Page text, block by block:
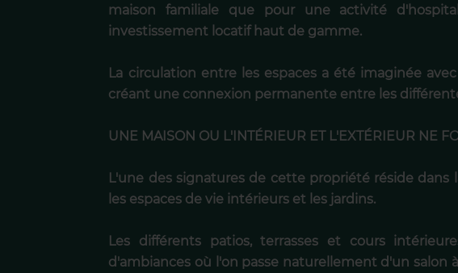
maison familiale que pour une activité
investissement locatif haut de gamme.
La circulation entre les espaces a été imaginée
créant une connexion permanente entre les
UNE MAISON OU L'INTÉRIEUR ET L'EXTÉRIEUR NE
L'une des signatures de cette propriété réside
les espaces de vie intérieurs et les jardins.
Les différents patios, terrasses et cours
d'ambiances où l'on passe naturellement d'un salon